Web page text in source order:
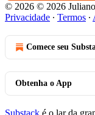
© 2026 © 2026
Privacidade ∙ Termos ∙
Comece seu
Obtenha o App
Substack é o lar da